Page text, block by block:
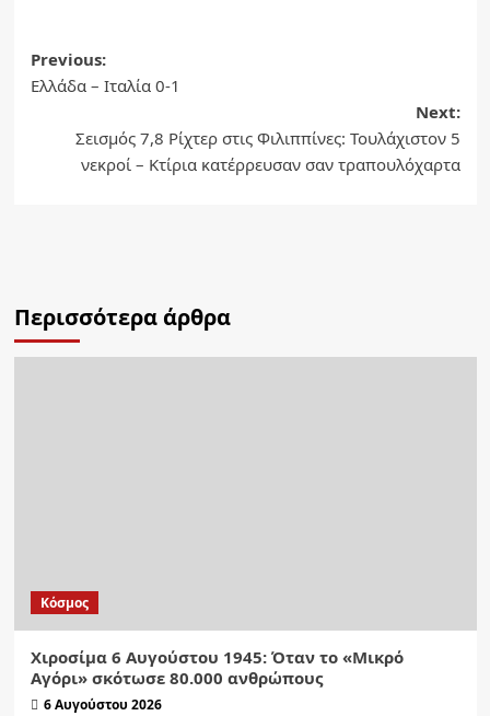
Post
Previous:
Ελλάδα – Ιταλία 0-1
Next:
Σεισμός 7,8 Ρίχτερ στις Φιλιππίνες: Τουλάχιστον 5
νεκροί – Κτίρια κατέρρευσαν σαν τραπουλόχαρτα
Περισσότερα άρθρα
Κόσμος
Χιροσίμα 6 Αυγούστου 1945: Όταν το «Μικρό
Αγόρι» σκότωσε 80.000 ανθρώπους
6 Αυγούστου 2026